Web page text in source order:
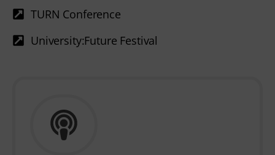
TURN Conference
University:Future Festival